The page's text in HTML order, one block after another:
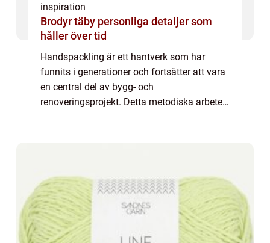
inspiration
Brodyr täby personliga detaljer som
håller över tid
Handspackling är ett hantverk som har
funnits i generationer och fortsätter att vara
en central del av bygg- och
renoveringsprojekt. Detta metodiska arbete